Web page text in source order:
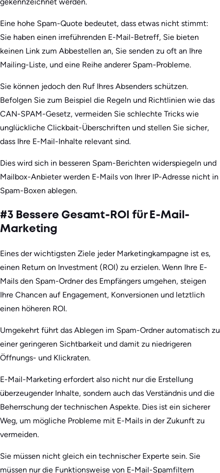
Eine hohe Spam-Quote bedeutet, dass etwas nicht stimmt:
Sie haben einen irreführenden E-Mail-Betreff, Sie bieten
keinen Link zum Abbestellen an, Sie senden zu oft an Ihre
Mailing-Liste, und eine Reihe anderer Spam-Probleme.
Sie können jedoch den Ruf Ihres Absenders schützen.
Befolgen Sie zum Beispiel die Regeln und Richtlinien wie das
CAN-SPAM-Gesetz, vermeiden Sie schlechte Tricks wie
unglückliche Clickbait-Überschriften und stellen Sie sicher,
dass Ihre E-Mail-Inhalte relevant sind.
Dies wird sich in besseren Spam-Berichten widerspiegeln und
Mailbox-Anbieter werden E-Mails von Ihrer IP-Adresse nicht in
Spam-Boxen ablegen.
#3 Bessere Gesamt-ROI für E-Mail-
Marketing
Eines der wichtigsten Ziele jeder Marketingkampagne ist es,
einen Return on Investment (ROI) zu erzielen. Wenn Ihre E-
Mails den Spam-Ordner des Empfängers umgehen, steigen
Ihre Chancen auf Engagement, Konversionen und letztlich
einen höheren ROI.
Umgekehrt führt das Ablegen im Spam-Ordner automatisch zu
einer geringeren Sichtbarkeit und damit zu niedrigeren
Öffnungs- und Klickraten.
E-Mail-Marketing erfordert also nicht nur die Erstellung
überzeugender Inhalte, sondern auch das Verständnis und die
Beherrschung der technischen Aspekte. Dies ist ein sicherer
Weg, um mögliche Probleme mit E-Mails in der Zukunft zu
vermeiden.
Sie müssen nicht gleich ein technischer Experte sein. Sie
müssen nur die Funktionsweise von E-Mail-Spamfiltern